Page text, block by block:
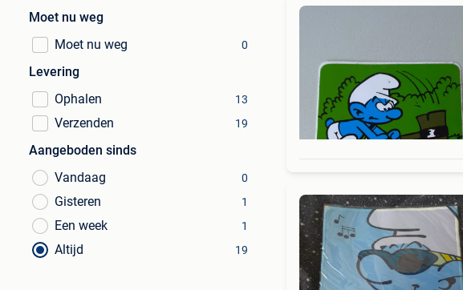
Moet nu weg
Moet nu weg
0
Levering
Ophalen
13
Verzenden 19
Aangeboden sinds
Vandaag
0
Gisteren 1
Een week 1
Altijd 19